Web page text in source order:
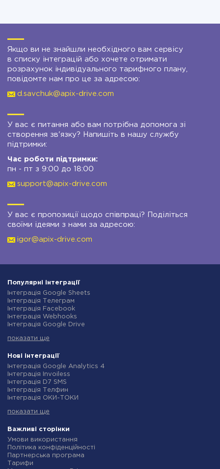
Якщо ви не знайшли необхідного вам сервісу
в списку інтеграцій або хочете отримати
розрахунок індивідуального тарифного плану,
повідомте нам про це за адресою:
d.savchuk@apix-drive.com
У вас є питання або вам потрібна допомога зі
створення зв'язку? Напишіть в нашу службу
підтримки:
Час роботи підтримки:
пн - пт з 9:00 до 18:00
support@apix-drive.com
У вас є пропозиції щодо співпраці? Поділіться
своїми ідеями з нами за адресою:
igor@apix-drive.com
Популярні інтеграції
Інтеграція Google Sheets
Інтеграція Телеграм
Інтеграція Facebook
Інтеграція Webhooks
Інтеграція Google Drive
Інтеграція Gmail
Інтеграція Rozetka
Інтеграція OpenAI (ChatGPT)
Інтеграція Binotel
Інтеграція Prom
Інтеграція Приват24
Інтеграція OLX
Інтеграція SendPulse
Інтеграція Stream Telecom
Інтеграція Google Analytics
Інтеграція Creatio
Інтеграція Ringostat
Інтеграція Google Calendar
показати ще
Нові інтеграції
Інтеграція Google Analytics 4
Інтеграція Invoiless
Інтеграція D7 SMS
Інтеграція Телфин
Інтеграція ОКИ-ТОКИ
Інтеграція Microsoft Dynamics 365
Інтеграція TxtSync
Інтеграція Wire2Air
Інтеграція Corezoid
Інтеграція Infobip
Інтеграція Instasent
показати ще
Важливі сторінки
Умови використання
Політика конфіденційності
Партнерська програма
Тарифи